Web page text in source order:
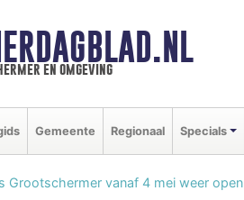
en omgeving
Gemeente Regionaal Specials
Grootschermer vanaf 4 mei weer open